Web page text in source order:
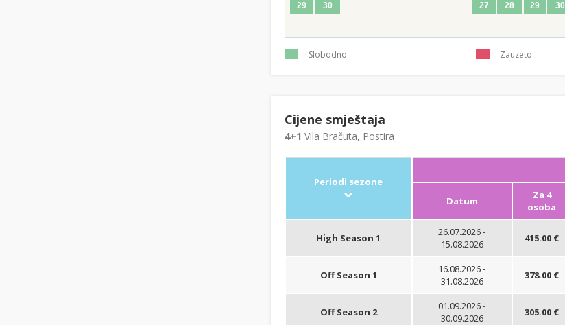
29
30
27
28 29 30
Slobodno Zauzeto
Cijene smještaja
4+1 Vila Bračuta, Postira
Periodi sezone
Datum
Za 4
osoba
High Season 1
26.07.2026 -
15.08.2026
415.00 €
Off Season 1
16.08.2026 -
31.08.2026
378.00 €
Off Season 2
01.09.2026 -
30.09.2026
305.00 €